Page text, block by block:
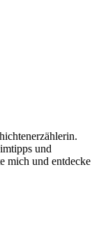
und
mich und entdecke